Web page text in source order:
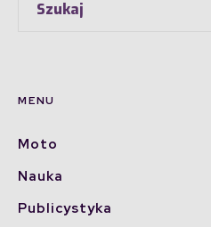
MENU
Moto
Nauka
Publicystyka